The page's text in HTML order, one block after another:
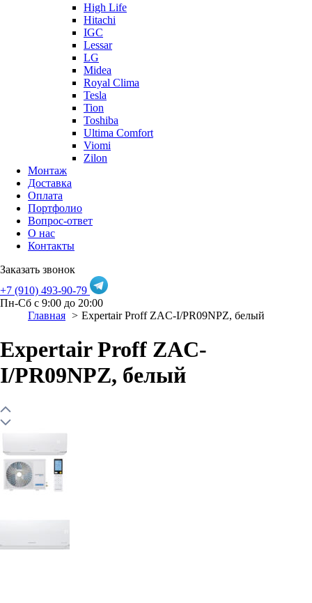
High Life
Hitachi
IGC
Lessar
LG
Midea
Royal Clima
Tesla
Tion
Toshiba
Ultima Comfort
Viomi
Zilon
Монтаж
Доставка
Оплата
Портфолио
Вопрос-ответ
О нас
Контакты
Заказать звонок
+7 (910) 493-90-79
Пн-Сб с 9:00 до 20:00
Главная
Expertair Proff ZAC-I/PR09NPZ, белый
Expertair Proff ZAC-
I/PR09NPZ, белый